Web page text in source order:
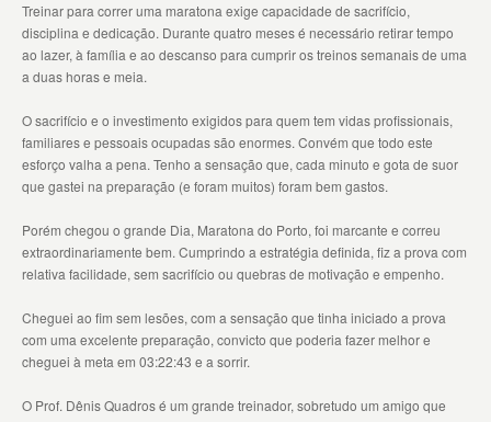
Treinar para correr uma maratona exige capacidade de sacrifício,
disciplina e dedicação. Durante quatro meses é necessário retirar tempo
ao lazer, à família e ao descanso para cumprir os treinos semanais de uma
a duas horas e meia.
O sacrifício e o investimento exigidos para quem tem vidas profissionais,
familiares e pessoais ocupadas são enormes. Convém que todo este
esforço valha a pena. Tenho a sensação que, cada minuto e gota de suor
que gastei na preparação (e foram muitos) foram bem gastos.
Porém chegou o grande Dia, Maratona do Porto, foi marcante e correu
extraordinariamente bem. Cumprindo a estratégia definida, fiz a prova com
relativa facilidade, sem sacrifício ou quebras de motivação e empenho.
Cheguei ao fim sem lesões, com a sensação que tinha iniciado a prova
com uma excelente preparação, convicto que poderia fazer melhor e
cheguei à meta em 03:22:43 e a sorrir.
O Prof. Dênis Quadros é um grande treinador, sobretudo um amigo que